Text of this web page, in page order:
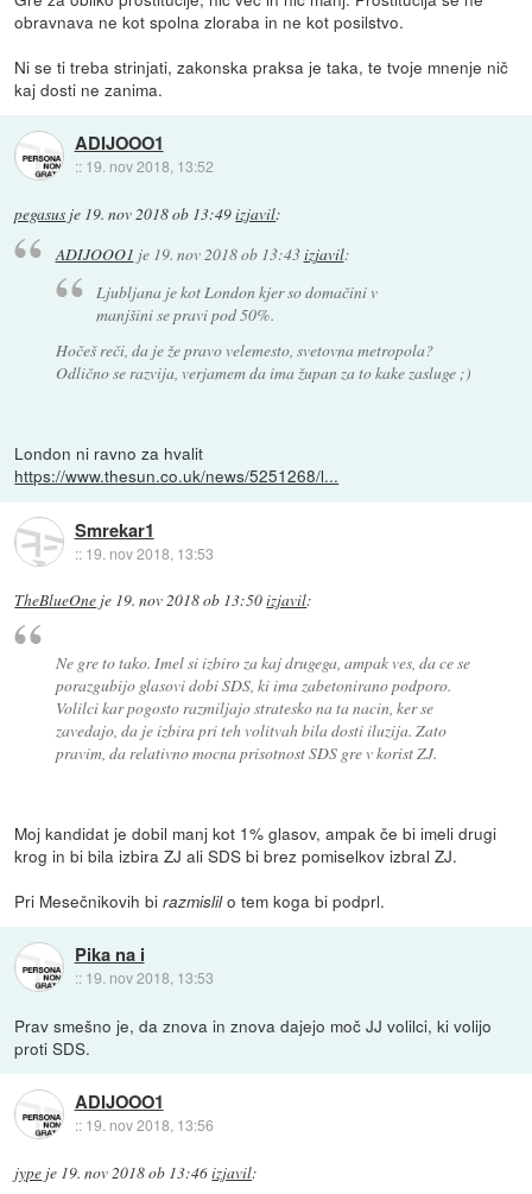
obravnava ne kot spolna zloraba in ne kot posilstvo.
Ni se ti treba strinjati, zakonska praksa je taka, te tvoje mnenje nič
kaj dosti ne zanima.
ADIJOOO1
:: 19. nov 2018, 13:52
pegasus je 19. nov 2018 ob 13:49izjavil:
ADIJOOO1 je 19. nov 2018 ob 13:43izjavil:
Ljubljana je kot London kjer so domačini v
manjšini se pravi pod 50%.
Hočeš reči, da je že pravo velemesto, svetovna metropola?
Odlično se razvija, verjamem da ima župan za to kake zasluge ;)
London ni ravno za hvalit
https://www.thesun.co.uk/news/5251268/l...
Smrekar1
:: 19. nov 2018, 13:53
TheBlueOne je 19. nov 2018 ob 13:50izjavil:
Ne gre to tako. Imel si izbiro za kaj drugega, ampak ves, da ce se
porazgubijo glasovi dobi SDS, ki ima zabetonirano podporo.
Volilci kar pogosto razmiljajo stratesko na ta nacin, ker se
zavedajo, da je izbira pri teh volitvah bila dosti iluzija. Zato
pravim, da relativno mocna prisotnost SDS gre v korist ZJ.
Moj kandidat je dobil manj kot 1% glasov, ampak če bi imeli drugi
krog in bi bila izbira ZJ ali SDS bi brez pomiselkov izbral ZJ.
Pri Mesečnikovih birazmislilo tem koga bi podprl.
Pika na i
:: 19. nov 2018, 13:53
Prav smešno je, da znova in znova dajejo moč JJ volilci, ki volijo
proti SDS.
ADIJOOO1
:: 19. nov 2018, 13:56
jype je 19. nov 2018 ob 13:46izjavil: